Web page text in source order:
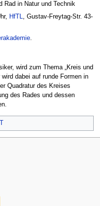
Rad in Natur und Technik
HfTL
, Gustav-Freytag-Str. 43-
.
wird zum Thema „Kreis und
dabei auf runde Formen in
Quadratur des Kreises
des Rades und dessen